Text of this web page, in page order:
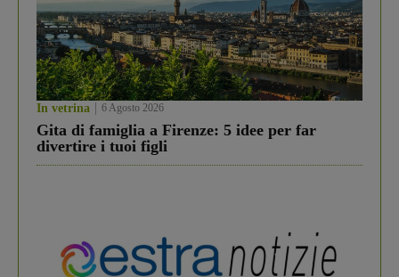
In vetrina 6 Agosto 2026
Gita di famiglia a Firenze: 5 idee per far
divertire i tuoi figli